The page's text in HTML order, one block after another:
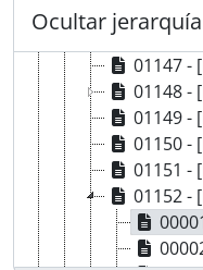
Ocultar jerarquía
Sr C41 -
01146 - [Legajo
01147 - [Legajo
01148 - [Legajo
01149 -
01150 - [Legajo
01151 -
01152 -